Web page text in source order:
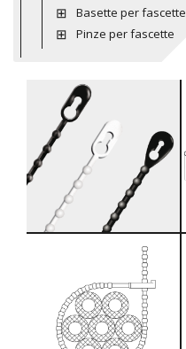
Basette per fascette
Pinze per fascette